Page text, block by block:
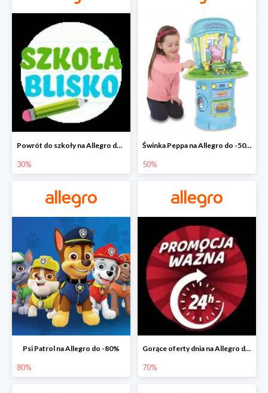
Powrót do szkoły na Allegro do -30%
30%
Świnka Peppa na Allegro do -50%
50%
Psi Patrol na Allegro do -80%
80%
Gorące oferty dnia na Allegro do -50%
70%